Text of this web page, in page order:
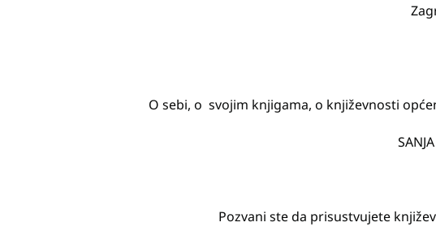
O sebi, o svojim knjigama, o književnosti
Pozvani ste da prisustvujete